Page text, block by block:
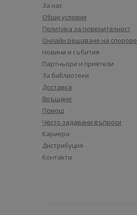
За нас
Общи условия
Политика за поверителност
Онлайн решаване на спорове
Новини и събития
Партньори и приятели
За библиотеки
Доставка
Връщане
Помощ
Често задавани въпроси
Кариера
Дистрибуция
Контакти